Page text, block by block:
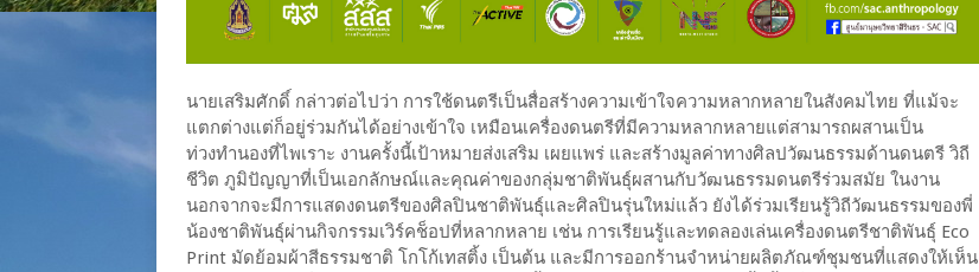
นายเสริมศักดิ์ กล่าวต่อไปว่า การใช้ดนตรีเป็นสื่อสร้างความเข้าใจความหลากหลายในสังคมไทย ที่แม้จะ
แตกต่างแต่ก็อยู่ร่วมกันได้อย่างเข้าใจ เหมือนเครื่องดนตรีที่มีความหลากหลายแต่สามารถผสานเป็น
ท่วงทำนองที่ไพเราะ งานครั้งนี้เป้าหมายส่งเสริม เผยแพร่ และสร้างมูลค่าทางศิลปวัฒนธรรมด้านดนตรี วิถี
ชีวิต ภูมิปัญญาที่เป็นเอกลักษณ์และคุณค่าของกลุ่มชาติพันธุ์ผสานกับวัฒนธรรมดนตรีร่วมสมัย ในงาน
นอกจากจะมีการแสดงดนตรีของศิลปินชาติพันธุ์และศิลปินรุ่นใหม่แล้ว ยังได้ร่วมเรียนรู้วิถีวัฒนธรรมของพี่
น้องชาติพันธุ์ผ่านกิจกรรมเวิร์คช็อปที่หลากหลาย เช่น การเรียนรู้และทดลองเล่นเครื่องดนตรีชาติพันธุ์ Eco
Print มัดย้อมผ้าสีธรรมชาติ โกโก้เทสติ้ง เป็นต้น และมีการออกร้านจำหน่ายผลิตภัณฑ์ชุมชนที่แสดงให้เห็น